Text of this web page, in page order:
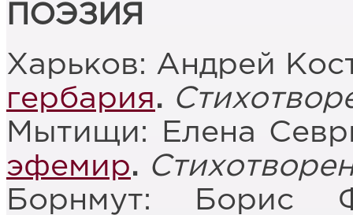
ПОЭЗИЯ
Харьков: Андрей
гербария.
Мытищи: Елена
эфемир.
Борнмут: Борис